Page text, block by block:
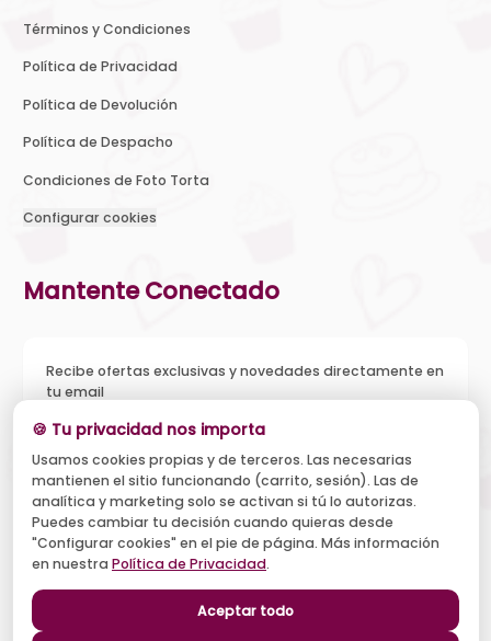
Términos y Condiciones
Política de Privacidad
Política de Devolución
Política de Despacho
Condiciones de Foto Torta
Configurar cookies
Mantente Conectado
Recibe ofertas exclusivas y novedades directamente en
tu email
Acepto recibir novedades y ofertas, y el tratamiento de mi
email según la Política de Privacidad . Puedo darme de baja
cuando quiera.
Suscribirse
🍪 Tu privacidad nos importa
Usamos cookies propias y de terceros. Las necesarias
mantienen el sitio funcionando (carrito, sesión). Las de
analítica y marketing solo se activan si tú lo autorizas.
Puedes cambiar tu decisión cuando quieras desde
"Configurar cookies" en el pie de página. Más información
en nuestra Política de Privacidad.
Aceptar todo